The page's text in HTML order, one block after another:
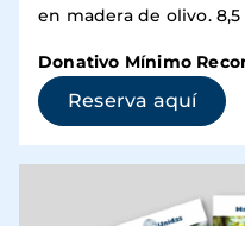
en madera de olivo. 8,5
Donativo Mínimo
Reserva aquí(se